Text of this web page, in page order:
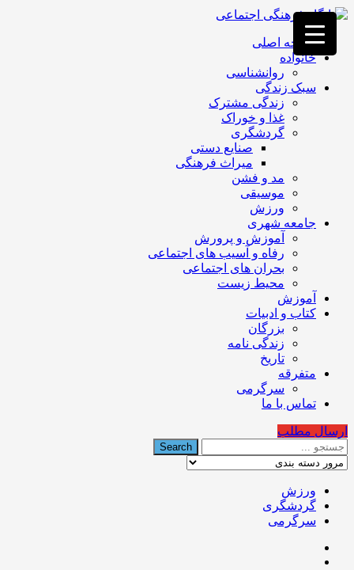
فصد
خون
غرب
تهران
خشکشویی
تصفیه
تهران
صفحه اصلی
خانواده
روانشناسی
سبک زندگی
زندگی مشترک
غذا و خوراک
گردشگری
صنایع دستی
میراث فرهنگی
مد و فشن
موسیقی
ورزش
جامعه شهری
آموزش و پرورش
رفاه و آسیب های اجتماعی
بحران های اجتماعی
محیط زیست
آموزش
کتاب و ادبیات
بزرگان
زندگی نامه
تاریخ
متفرقه
سرگرمی
تماس با ما
ارسال مطلب
ورزش
گردشگری
سرگرمی